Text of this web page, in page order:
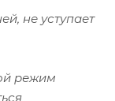
не уступает
режим